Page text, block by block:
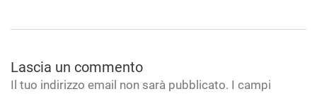
Lascia un commento
Il tuo indirizzo email non sarà pubblicato. I campi